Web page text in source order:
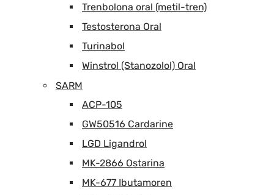
Trenbolona oral (metil-tren)
Testosterona Oral
Turinabol
Winstrol (Stanozolol) Oral
SARM
ACP-105
GW50516 Cardarine
LGD Ligandrol
MK-2866 Ostarina
MK-677 Ibutamoren